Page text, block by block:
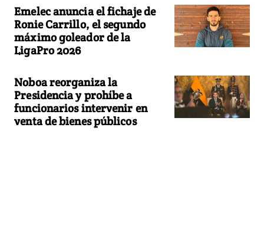
Emelec anuncia el fichaje de
Ronie Carrillo, el segundo
máximo goleador de la
LigaPro 2026
Noboa reorganiza la
Presidencia y prohíbe a
funcionarios intervenir en
venta de bienes públicos